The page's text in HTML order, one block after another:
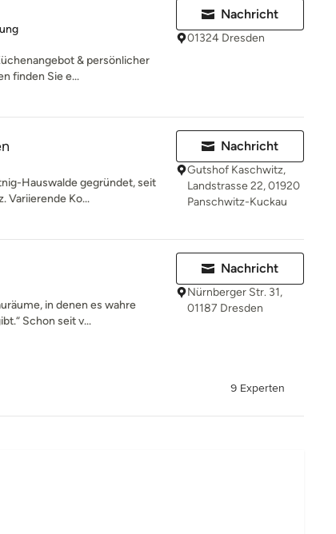
5 von 5 Sternen
& persönlicher
finden Sie e...
Nachricht
01324 Dresden
Hauswalde gegründet, seit
Variierende Ko...
Nachricht
Gutshof Kaschwitz,
Landstrasse 22, 01920
Panschwitz-Kuckau
in denen es wahre
Schon seit v...
Nachricht
Nürnberger Str. 31,
01187 Dresden
9 Experten